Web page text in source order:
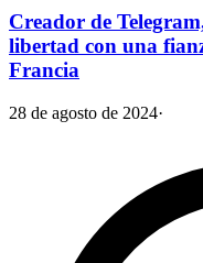
Creador de
libertad con una
Francia
28 de agosto de 2024·